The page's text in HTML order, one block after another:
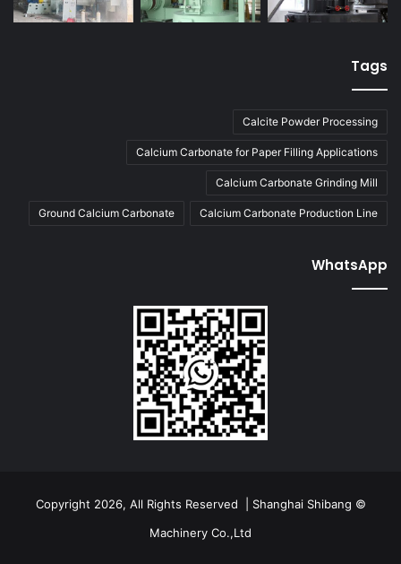
Tags
Calcite Powder Processing
Calcium Carbonate for Paper Filling Applications
Calcium Carbonate Grinding Mill
Calcium Carbonate Production Line
Ground Calcium Carbonate
WhatsApp
© Copyright 2026, All Rights Reserved | Shanghai Shibang
Machinery Co.,Ltd